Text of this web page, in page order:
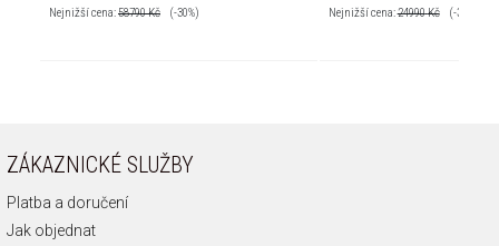
Nejnižší cena:58790Kč (-30%) Nejnižší cena:24990Kč (-30%)
ZÁKAZNICKÉ SLUŽBY
Platba a doručení
Jak objednat